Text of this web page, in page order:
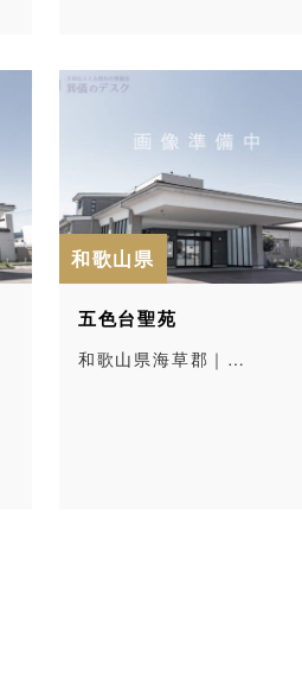
和歌山県
五色台聖苑
和歌山県海草郡｜…